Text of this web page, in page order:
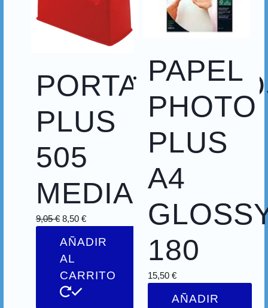
PLUS
505
MEDIANO
9,05€ 8,50€
AÑADIR
AL
CARRITO
PAPEL
PHOTO
PLUS
A4
180
15,50€
AÑADIR